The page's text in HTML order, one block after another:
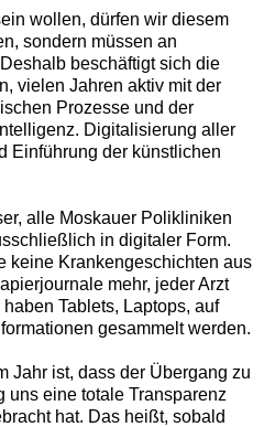
wollen, dürfen wir diesem
sondern müssen an
beschäftigt sich die
vielen Jahren aktiv mit der
Prozesse und der
Digitalisierung aller
Einführung der künstlichen
alle Moskauer Polikliniken
in digitaler Form.
keine Krankengeschichten aus
mehr, jeder Arzt
Tablets, Laptops, auf
gesammelt werden.
Jahr ist, dass der Übergang zu
eine totale Transparenz
hat. Das heißt, sobald